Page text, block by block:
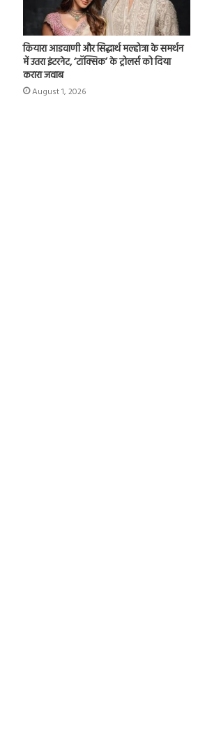
कियारा आडवाणी और सिद्धार्थ मल्होत्रा के समर्थन
में उतरा इंटरनेट, ‘टॉक्सिक’ के ट्रोलर्स को दिया
करारा जवाब
August 1, 2026